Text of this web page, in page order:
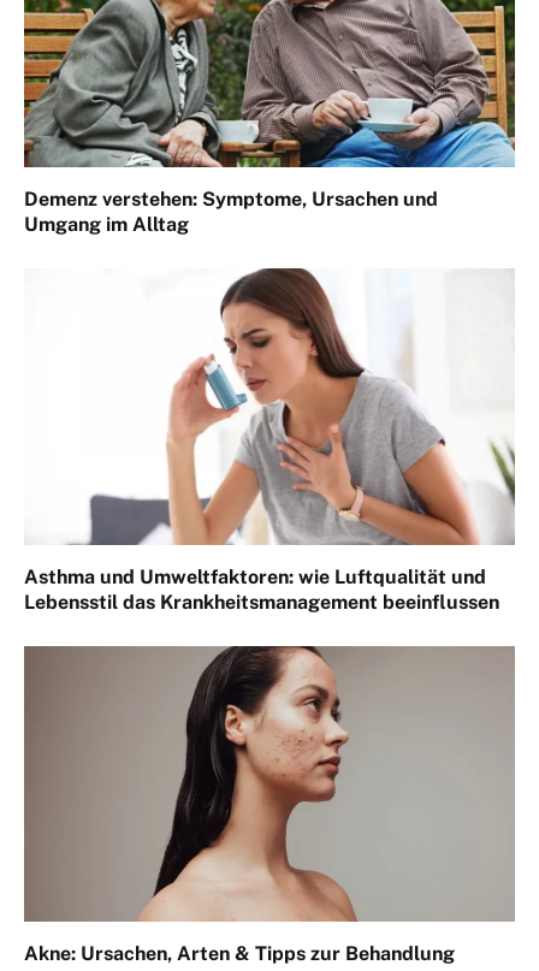
Demenz verstehen: Symptome, Ursachen und
Umgang im Alltag
Asthma und Umweltfaktoren: wie Luftqualität und
Lebensstil das Krankheitsmanagement beeinflussen
Akne: Ursachen, Arten & Tipps zur Behandlung